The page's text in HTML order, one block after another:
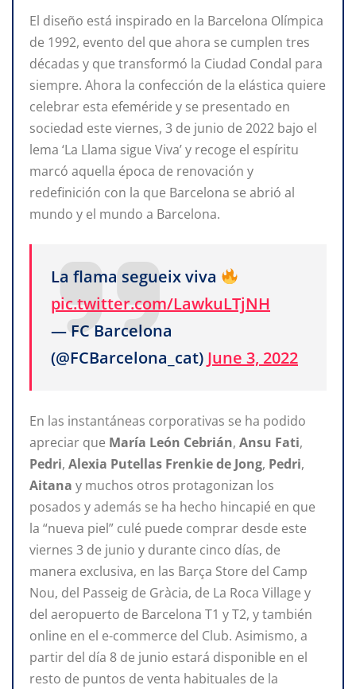
El diseño está inspirado en la Barcelona Olímpica
de 1992, evento del que ahora se cumplen tres
décadas y que transformó la Ciudad Condal para
siempre. Ahora la confección de la elástica quiere
celebrar esta efeméride y se presentado en
sociedad este viernes, 3 de junio de 2022 bajo el
lema ‘La Llama sigue Viva’ y recoge el espíritu
marcó aquella época de renovación y
redefinición con la que Barcelona se abrió al
mundo y el mundo a Barcelona.
La flama segueix viva
pic.twitter.com/LawkuLTjNH
— FC Barcelona
(@FCBarcelona_cat) June 3, 2022
En las instantáneas corporativas se ha podido
apreciar que María León Cebrián, Ansu Fati,
Pedri, Alexia Putellas Frenkie de Jong, Pedri,
Aitana y muchos otros protagonizan los
posados y además se ha hecho hincapié en que
la “nueva piel” culé puede comprar desde este
viernes 3 de junio y durante cinco días, de
manera exclusiva, en las Barça Store del Camp
Nou, del Passeig de Gràcia, de La Roca Village y
del aeropuerto de Barcelona T1 y T2, y también
online en el e-commerce del Club. Asimismo, a
partir del día 8 de junio estará disponible en el
resto de puntos de venta habituales de la